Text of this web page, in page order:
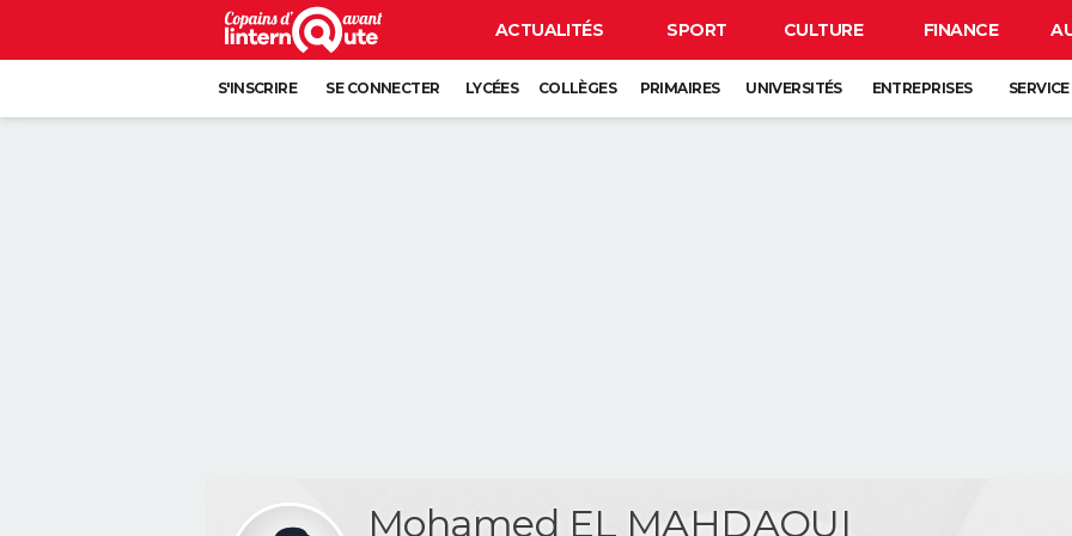
ACTUALITÉS SPORT CULTURE FINANCE
S'INSCRIRE SE CONNECTER LYCÉES COLLÈGES PRIMAIRES UNIVERSITÉS ENTREPRISES
Mohamed EL MAHDAOUI